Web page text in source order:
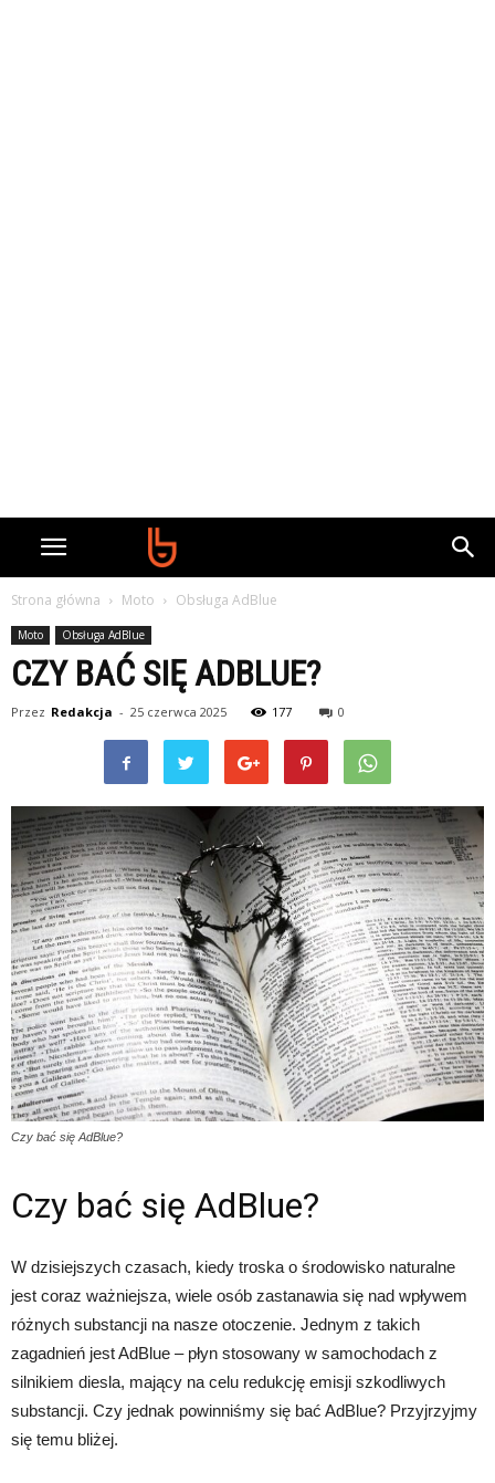
Strona główna Moto Obsługa AdBlue
Moto Obsługa AdBlue
CZY BAĆ SIĘ ADBLUE?
Przez Redakcja - 25 czerwca 2025 177 0
Czy bać się AdBlue?
Czy bać się AdBlue?
W dzisiejszych czasach, kiedy troska o środowisko naturalne
jest coraz ważniejsza, wiele osób zastanawia się nad wpływem
różnych substancji na nasze otoczenie. Jednym z takich
zagadnień jest AdBlue – płyn stosowany w samochodach z
silnikiem diesla, mający na celu redukcję emisji szkodliwych
substancji. Czy jednak powinniśmy się bać AdBlue? Przyjrzyjmy
się temu bliżej.